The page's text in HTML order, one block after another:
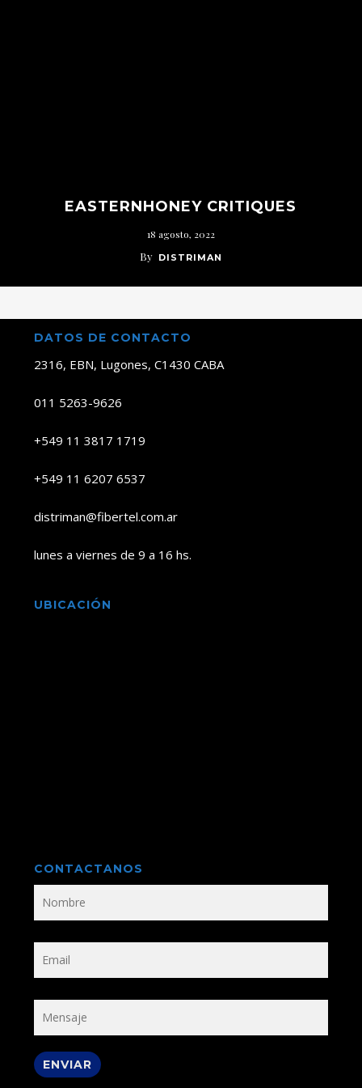
EASTERNHONEY CRITIQUES
18 agosto, 2022
By DISTRIMAN
DATOS DE CONTACTO
2316, EBN, Lugones, C1430 CABA
011 5263-9626
+549 11 3817 1719
+549 11 6207 6537
distriman@fibertel.com.ar
lunes a viernes de 9 a 16 hs.
UBICACIÓN
CONTACTANOS